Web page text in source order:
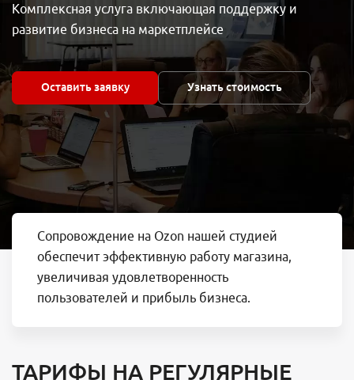
Комплексная услуга включающая поддержку и
развитие бизнеса на маркетплейсе
Оставить заявку Узнать стоимость
Сопровождение на Ozon нашей студией
обеспечит эффективную работу магазина,
увеличивая удовлетворенность
пользователей и прибыль бизнеса.
ТАРИФЫ НА РЕГУЛЯРНЫЕ